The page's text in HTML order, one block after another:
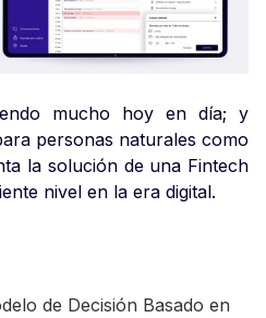
mucho hoy en día; y
personas naturales como
la solución de una Fintech
nivel en la era digital.
de Decisión Basado en